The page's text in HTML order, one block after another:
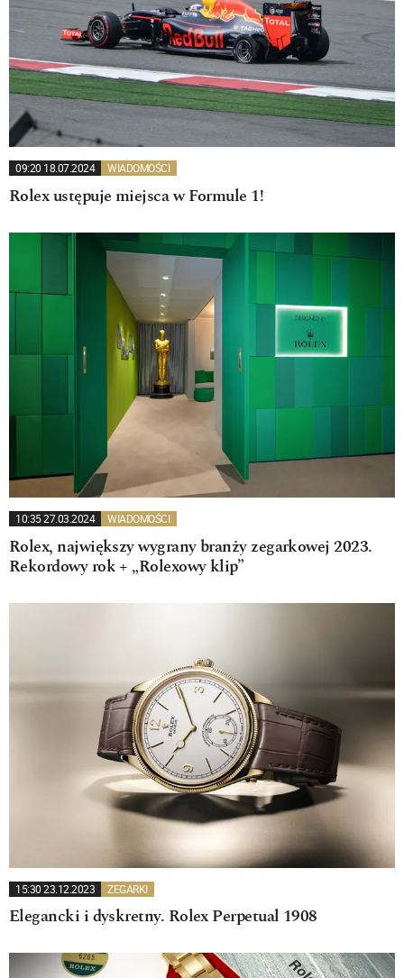
09:20 18.07.2024 WIADOMOŚCI
Rolex ustępuje miejsca w Formule 1!
10:35 27.03.2024 WIADOMOŚCI
Rolex, największy wygrany branży zegarkowej 2023.
Rekordowy rok + „Rolexowy klip”
15:30 23.12.2023 ZEGARKI
Elegancki i dyskretny. Rolex Perpetual 1908